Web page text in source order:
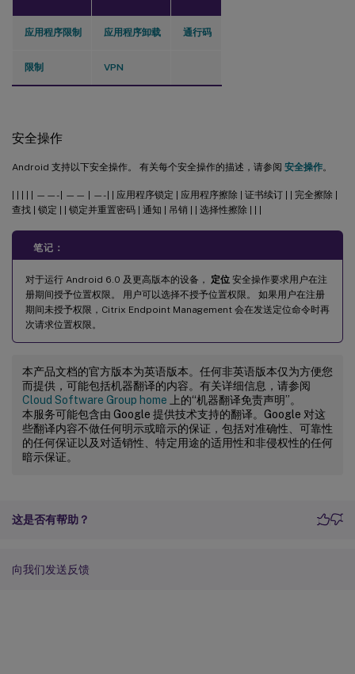
应用程序限制 应用程序卸载 通行码
限制 VPN
安全操作
Android 支持以下安全操作。 有关每个安全操作的描述，请参阅 安全操作。
| | | | | ——- | —— | —- | | 应用程序锁定 | 应用程序擦除 | 证书续订 | | 完全擦除 |
查找 | 锁定 | | 锁定并重置密码 | 通知 | 吊销 | | 选择性擦除 | | |
笔记：
对于运行 Android 6.0 及更高版本的设备， 定位 安全操作要求用户在注
册期间授予位置权限。 用户可以选择不授予位置权限。 如果用户在注册
期间未授予权限，Citrix Endpoint Management 会在发送定位命令时再
次请求位置权限。
本产品文档的官方版本为英语版本。任何非英语版本仅为方便您
而提供，可能包括机器翻译的内容。有关详细信息，请参阅
Cloud Software Group home 上的“机器翻译免责声明”。
本服务可能包含由 Google 提供技术支持的翻译。Google 对这
些翻译内容不做任何明示或暗示的保证，包括对准确性、可靠性
的任何保证以及对适销性、特定用途的适用性和非侵权性的任何
暗示保证。
这是否有帮助？
向我们发送反馈